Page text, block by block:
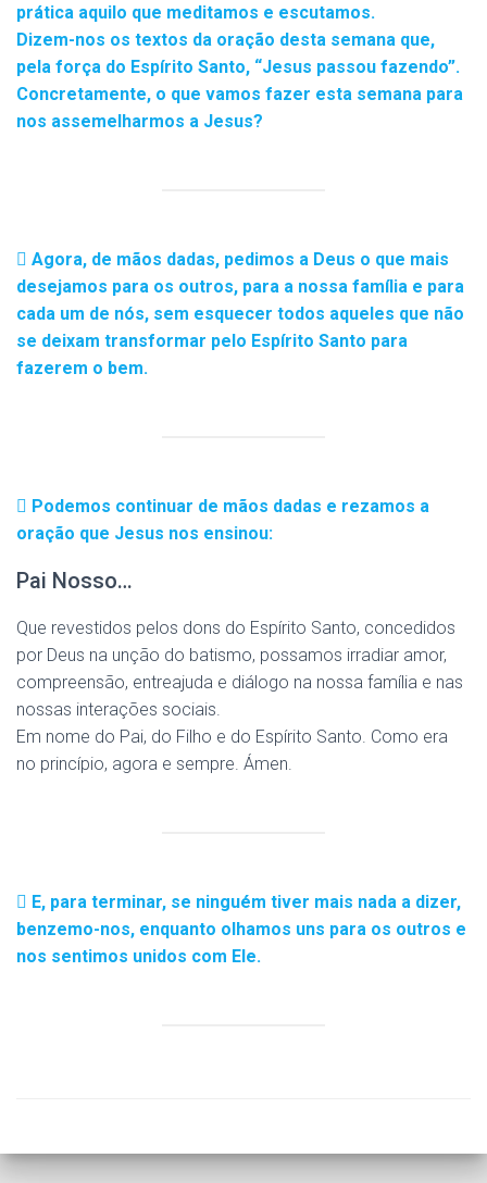
prática aquilo que meditamos e escutamos.
Dizem-nos os textos da oração desta semana que,
pela força do Espírito Santo, “Jesus passou fazendo”.
Concretamente, o que vamos fazer esta semana para
nos assemelharmos a Jesus?
Agora, de mãos dadas, pedimos a Deus o que mais
desejamos para os outros, para a nossa família e para
cada um de nós, sem esquecer todos aqueles que não
se deixam transformar pelo Espírito Santo para
fazerem o bem.
Podemos continuar de mãos dadas e rezamos a
oração que Jesus nos ensinou:
Pai Nosso…
Que revestidos pelos dons do Espírito Santo, concedidos
por Deus na unção do batismo, possamos irradiar amor,
compreensão, entreajuda e diálogo na nossa família e nas
nossas interações sociais.
Em nome do Pai, do Filho e do Espírito Santo. Como era
no princípio, agora e sempre. Ámen.
E, para terminar, se ninguém tiver mais nada a dizer,
benzemo-nos, enquanto olhamos uns para os outros e
nos sentimos unidos com Ele.